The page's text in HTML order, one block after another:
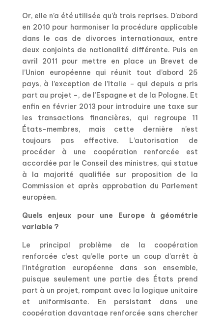
Or, elle n’a été utilisée qu’à trois reprises. D’abord
en 2010 pour harmoniser la procédure applicable
dans le cas de divorces internationaux, entre
deux conjoints de nationalité différente. Puis en
avril 2011 pour mettre en place un Brevet de
l’Union européenne qui réunit tout d’abord 25
pays, à l’exception de l’Italie – qui depuis a pris
part au projet –, de l’Espagne et de la Pologne. Et
enfin en février 2013 pour introduire une taxe sur
les transactions financières, qui regroupe 11
États-membres, mais cette dernière n’est
toujours pas effective. L’autorisation de
procéder à une coopération renforcée est
accordée par le Conseil des ministres, qui statue
à la majorité qualifiée sur proposition de la
Commission et après approbation du Parlement
européen.
Quels enjeux pour une Europe à géométrie
variable ?
Le principal problème de la coopération
renforcée c’est qu’elle porte un coup d’arrêt à
l’intégration européenne dans son ensemble,
puisque seulement une partie des États prend
part à un projet, rompant avec la logique unitaire
et uniformisante. En persistant dans une
coopération davantage renforcée sans chercher